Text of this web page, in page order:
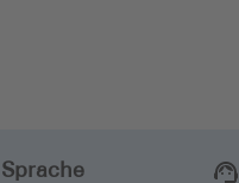
Sprache